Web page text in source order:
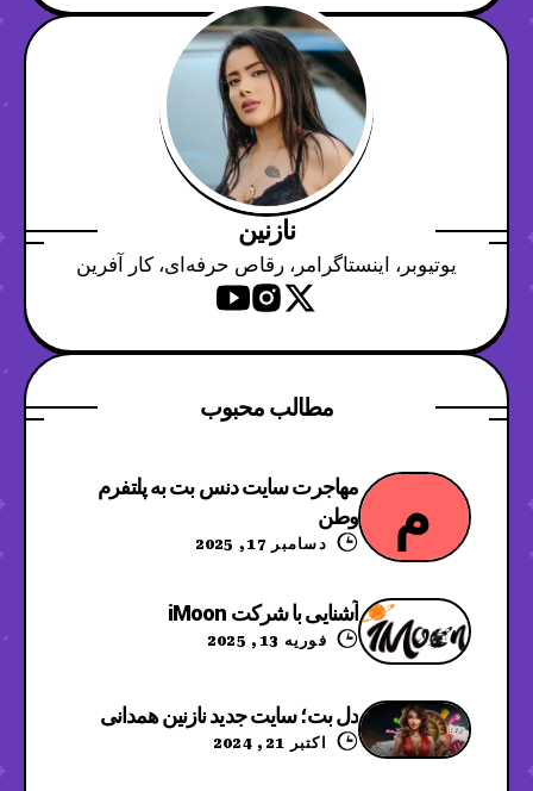
نازنین
یوتیوبر، اینستاگرامر، رقاص حرفه‌ای، کار آفرین
مطالب محبوب
م
مهاجرت سایت دنس بت به پلتفرم
وطن
دسامبر 17, 2025
آشنایی با شرکت iMoon
فوریه 13, 2025
دل بت؛ سایت جدید نازنین همدانی
اکتبر 21, 2024